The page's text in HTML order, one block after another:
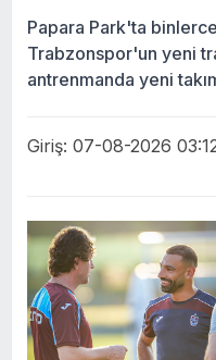
Papara Park'ta
Trabzonspor'un yeni
antrenmanda yeni
Giriş: 07-08-2026